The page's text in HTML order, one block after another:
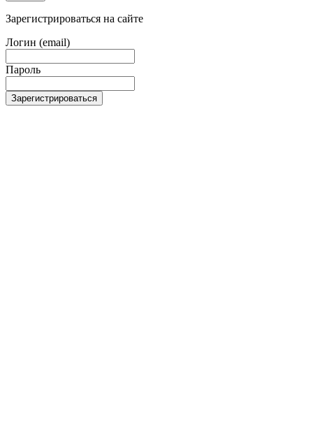
Зарегистрироваться на сайте
Логин (email)
Пароль
Зарегистрироваться